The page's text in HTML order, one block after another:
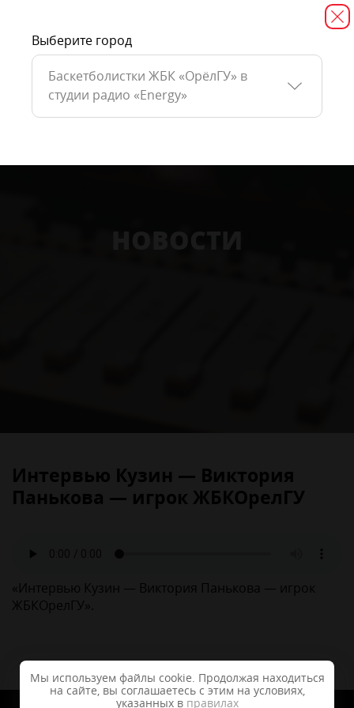
Интервью Кузин — Виктория
Панькова — игрок ЖБКОрелГУ
«Интервью Кузин — Виктория Панькова — игрок
ЖБКОрелГУ».
Мы используем файлы cookie. Продолжая находиться
на сайте, вы соглашаетесь с этим на условиях,
указанных в правилах
Выберите город
Баскетболистки ЖБК «ОрёлГУ» в
студии радио «Energy»